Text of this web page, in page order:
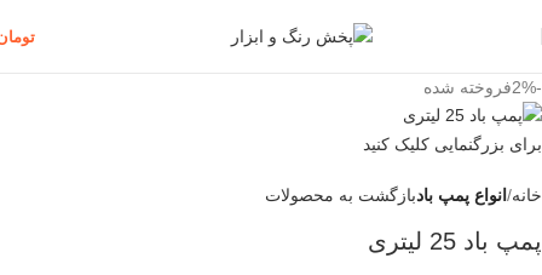
-2% فروخته شده
برای بزرگنمایی کلیک کنید
خانه انواع پمپ بادبازگشت به محصولات
پمپ باد 25 لیتری